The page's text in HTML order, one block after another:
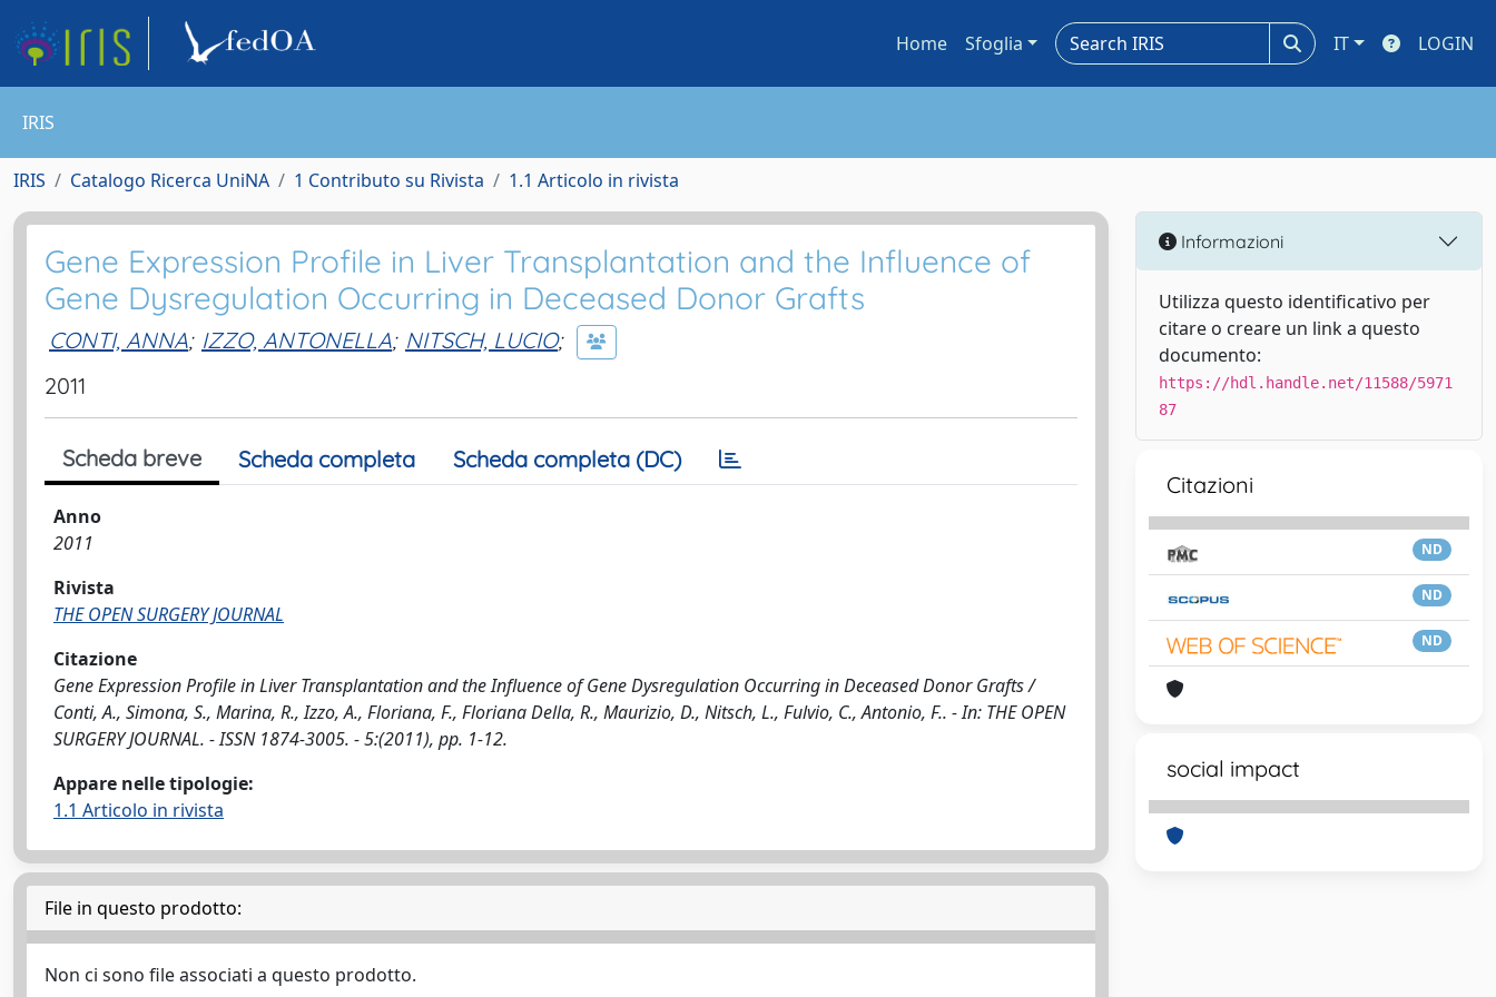
Home Sfoglia IT LOGIN
IRIS
IRIS Catalogo Ricerca UniNA 1 Contributo su Rivista 1.1 Articolo in rivista
Gene Expression Profile in Liver Transplantation and the Influence of
Gene Dysregulation Occurring in Deceased Donor Grafts
CONTI, ANNA; IZZO, ANTONELLA; NITSCH, LUCIO;
2011
Scheda breve Scheda completa Scheda completa (DC)
Anno
2011
Rivista
THE OPEN SURGERY JOURNAL
Citazione
Gene Expression Profile in Liver Transplantation and the Influence of Gene Dysregulation Occurring in Deceased Donor Grafts /
Conti, A., Simona, S., Marina, R., Izzo, A., Floriana, F., Floriana Della, R., Maurizio, D., Nitsch, L., Fulvio, C., Antonio, F.. - In: THE OPEN
SURGERY JOURNAL. - ISSN 1874-3005. - 5:(2011), pp. 1-12.
Appare nelle tipologie:
1.1 Articolo in rivista
File in questo prodotto:
Non ci sono file associati a questo prodotto.
Informazioni
Utilizza questo identificativo per
citare o creare un link a questo
documento:
https://hdl.handle.net/11588/5971
87
Citazioni
ND
ND
ND
social impact